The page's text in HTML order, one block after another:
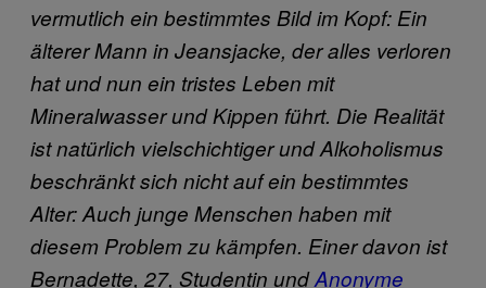
vermutlich ein bestimmtes Bild im Kopf: Ein
älterer Mann in Jeansjacke, der alles verloren
hat und nun ein tristes Leben mit
Mineralwasser und Kippen führt. Die Realität
ist natürlich vielschichtiger und Alkoholismus
beschränkt sich nicht auf ein bestimmtes
Alter: Auch junge Menschen haben mit
diesem Problem zu kämpfen. Einer davon ist
Bernadette, 27, Studentin undAnonyme